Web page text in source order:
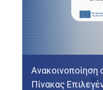
Ανακοινοποίηση
Πίνακας